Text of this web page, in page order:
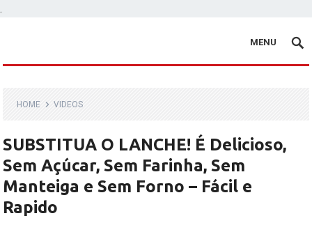
.
MENU
HOME VIDEOS
SUBSTITUA O LANCHE! É Delicioso,
Sem Açúcar, Sem Farinha, Sem
Manteiga e Sem Forno – Fácil e
Rapido